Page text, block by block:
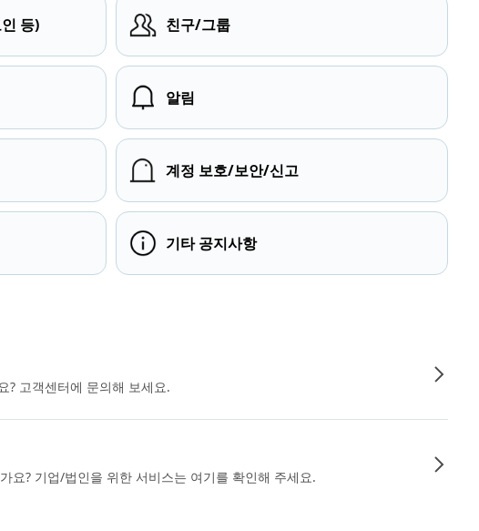
등) 친구/그룹
알림
계정 보호/보안/신고
기타 공지사항
? 고객센터에 문의해 보세요.
요? 기업/법인을 위한 서비스는 여기를 확인해 주세요.